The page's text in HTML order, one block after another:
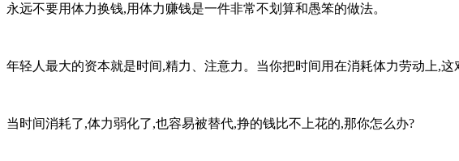
永远不要用体力换钱,用体力赚钱是一件非常不划算和愚笨的做法。
年轻人最大的资本就是时间,精力、注意力。当你把时间用在消耗体力劳动上,
当时间消耗了,体力弱化了,也容易被替代,挣的钱比不上花的,那你怎么办?